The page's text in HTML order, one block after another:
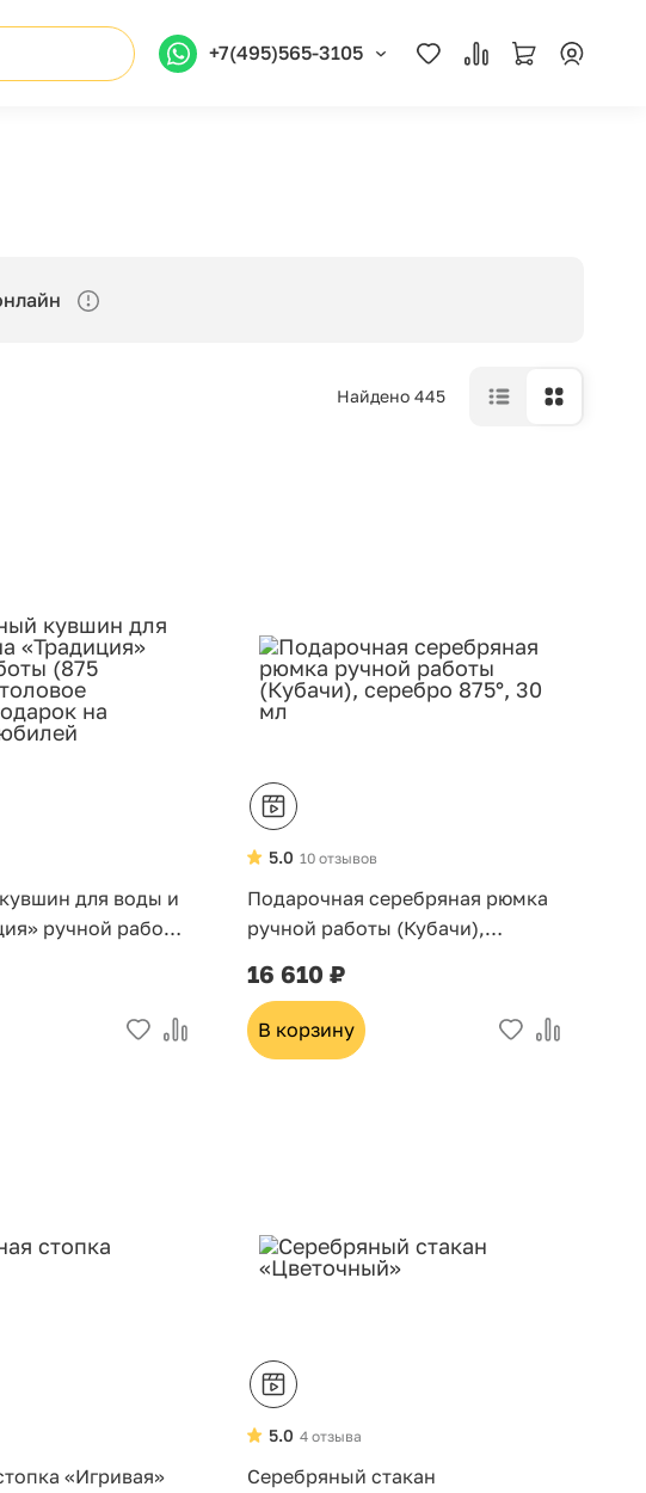
+7(495)565-3105
Найдено 445
для воды и
ручной работы
и юбилей
10 отзывов
5.0
Подарочная серебряная рюмка
ручной работы (Кубачи),
16 610 ₽
В корзину
«Игривая»
4 отзыва
5.0
Серебряный стакан